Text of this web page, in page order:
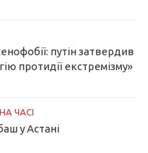
путін затвердив
протидії екстремізму»
НА ЧАСІ
у Астані